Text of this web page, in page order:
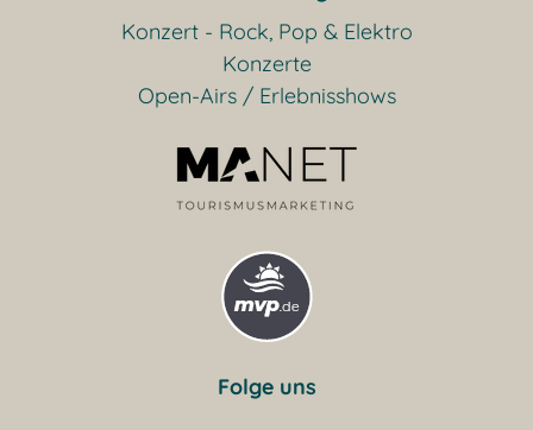
Konzert - Rock, Pop & Elektro
Konzerte
Open-Airs / Erlebnisshows
Folge uns